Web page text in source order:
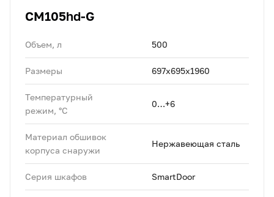
CM105hd-G
Объем, л 500
Размеры 697х695х1960
Температурный
режим, °C
0…+6
Материал обшивок
корпуса снаружи
Нержавеющая сталь
Серия шкафов SmartDoor